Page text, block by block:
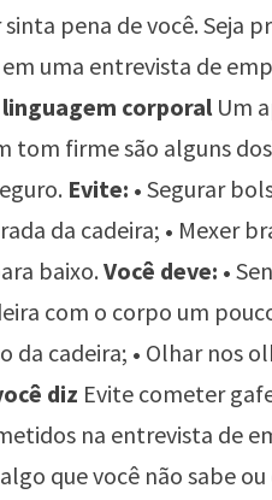
pena de você. Seja
uma entrevista de
corporalUm
tom firme são alguns
Evite: • Segurar
da cadeira; • Mexer
baixo. Você deve: •
com o corpo um
da cadeira; • Olhar nos
diz Evite cometer
na entrevista de
que você não sabe